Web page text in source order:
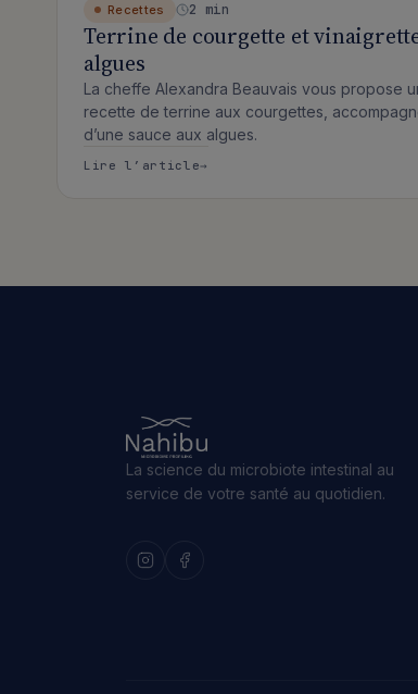
Recettes 2 min
Terrine de courgette et
algues
La cheffe Alexandra Beauvais vous propose
recette de terrine aux courgettes,
d’une sauce aux algues.
Lire l’article: Terrine de courgette et
La science du microbiote intestinal au
service de votre santé au quotidien.